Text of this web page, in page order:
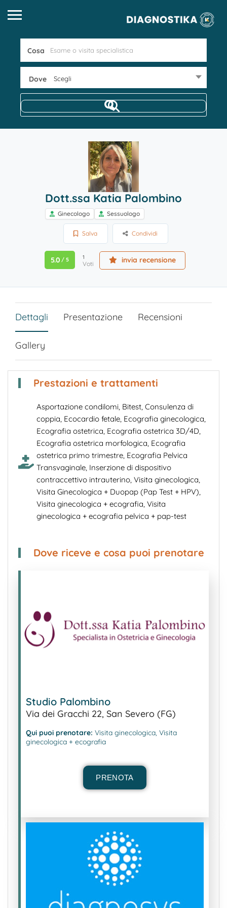
Cosa
Dove Scegli
Dott.ssa Katia Palombino
Ginecologo Sessuologo
Salva Condividi
5.0 / 5 1
Voti invia recensione
Dettagli Presentazione Recensioni
Gallery
Prestazioni e trattamenti
Asportazione condilomi, Bitest, Consulenza di
coppia, Ecocardio fetale, Ecografia ginecologica,
Ecografia ostetrica, Ecografia ostetrica 3D/4D,
Ecografia ostetrica morfologica, Ecografia
ostetrica primo trimestre, Ecografia Pelvica
Transvaginale, Inserzione di dispositivo
contraccettivo intrauterino, Visita ginecologica,
Visita Ginecologica + Duopap (Pap Test + HPV),
Visita ginecologica + ecografia, Visita
ginecologica + ecografia pelvica + pap-test
Dove riceve e cosa puoi prenotare
Studio Palombino
Via dei Gracchi 22, San Severo (FG)
Qui puoi prenotare: Visita ginecologica, Visita
ginecologica + ecografia
Prenota il tuo esame o la tua
prestazione specialistica, in 3
semplici step.
Indicaci cosa vuoi prenotare, scegli la data e
l’orario più adatto alle tue esigenze, inserisci
i tuoi dati personali e premi INVIA
PRENOTA
PRENOTA